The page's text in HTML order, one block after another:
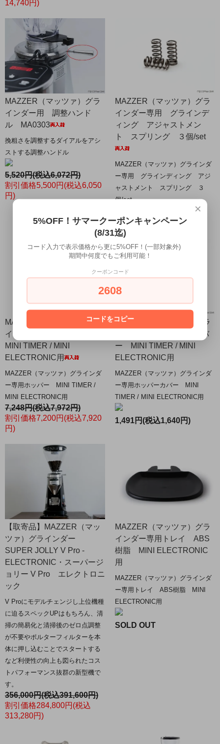
14,740円)
MAZZER（マッツァ）グラ
インダー用 調整ハンド
ル MA0303
挽粗さを調整するダイアルをアシ
ストする調整ハンドル
5,520円(税込6,072円)
割引価格5,500円(税込6,050
円)
MAZZER（マッツァ）グラ
インダー専用 グラインデ
ィング アジャストメン
ト スプリング ３個/set
MAZZER（マッツァ）グラインダ
ー専用 グラインディング アジ
ャストメント スプリング ３
個/set
1,680円(税込1,848円)
MAZZER（マッツァ）グラ
インダー専用ホッパー
MINI TIMER / MINI
ELECTRONIC用
MAZZER（マッツァ）グラインダ
ー専用ホッパー MINI TIMER /
MINI ELECTRONIC用
7,248円(税込7,972円)
割引価格7,200円(税込7,920
円)
MAZZER（マッツァ）グラ
インダー専用ホッパーカバ
ー MINI TIMER / MINI
ELECTRONIC用
MAZZER（マッツァ）グラインダ
ー専用ホッパーカバー MINI
TIMER / MINI ELECTRONIC用
1,491円(税込1,640円)
【取寄品】MAZZER（マッ
ツァ）グラインダー
SUPER JOLLY V Pro -
ELECTRONIC・スーパージ
ョリー V Pro エレクトロニ
ック
V Proにモデルチェンジし上位機種
に迫るスペックUPはもちろん、清
掃の簡易化と清掃後のゼロ点調整
が不要やポルターフィルターを本
体に押し込むことでスタートする
など利便性の向上も図られたコス
トパフォーマンス抜群の新型機で
す。
356,000円(税込391,600円)
割引価格284,800円(税込
313,280円)
MAZZER（マッツァ）グラ
インダー専用トレイ ABS
樹脂 MINI ELECTRONIC
用
MAZZER（マッツァ）グラインダ
ー専用トレイ ABS樹脂 MINI
ELECTRONIC用
SOLD OUT
×
5%OFF！サマークーポンキャンペーン
(8/31迄)
コード入力で表示価格から更に5%OFF！(一部対象外)
期間中何度でもご利用可能！
クーポンコード
2608
コードをコピー